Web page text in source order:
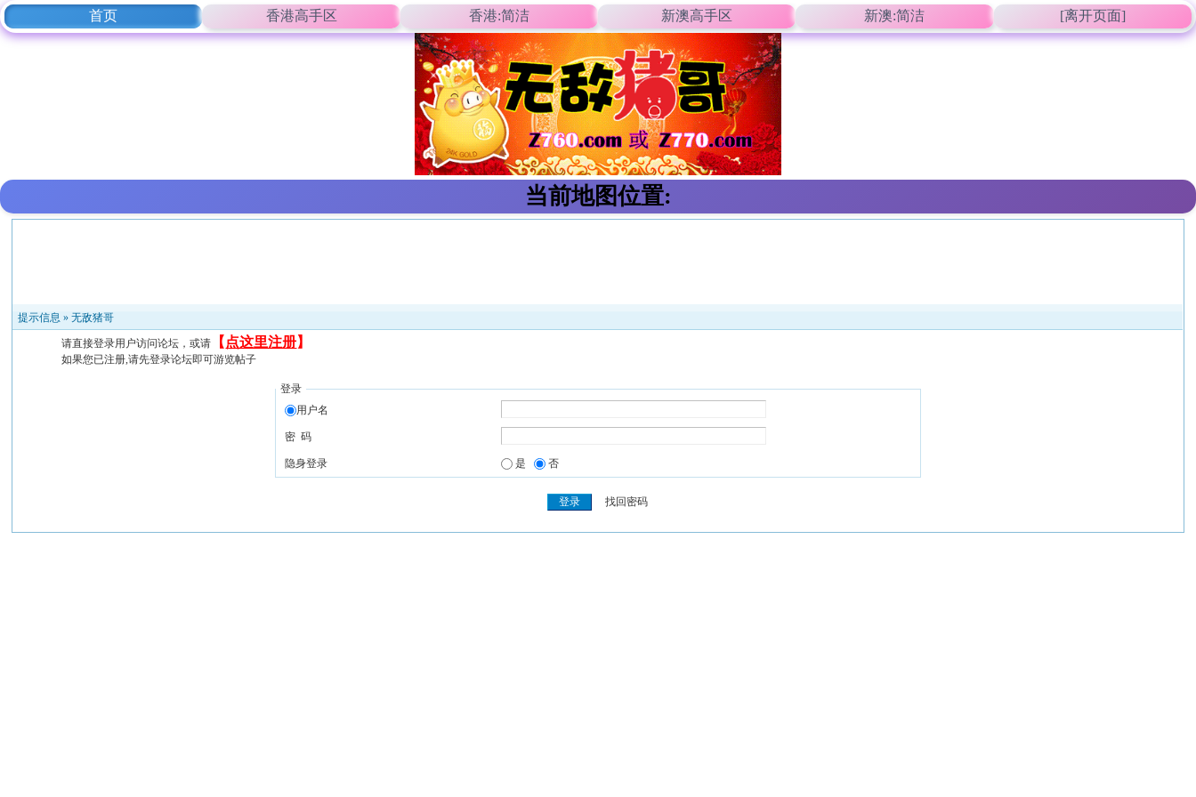
首页 香港高手区 香港:简洁 新澳高手区 新澳:简洁 [离开页面]
当前地图位置:
提示信息 »无敌猪哥
请直接登录用户访问论坛，或请 【 点这里注册】
如果您已注册,请先登录论坛即可游览帖子
登录
用户名
密 码
隐身登录 是 否
找回密码